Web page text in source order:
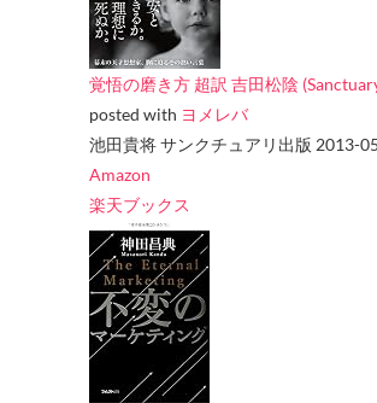
覚悟の磨き方 超訳 吉田松陰
posted with ヨメレバ
池田貴将 サンクチュアリ出版 2013-
Amazon
楽天ブックス